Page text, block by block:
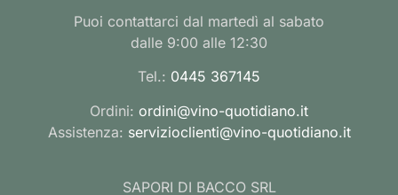
Puoi contattarci dal martedì al sabato
dalle 9:00 alle 12:30
Tel.: 0445 367145
Ordini: ordini@vino-quotidiano.it
Assistenza: servizioclienti@vino-quotidiano.it
SAPORI DI BACCO SRL